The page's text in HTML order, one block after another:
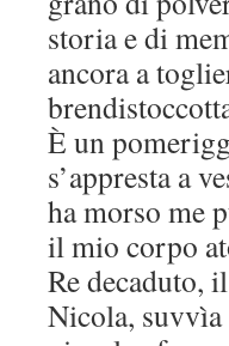
storia e di
ancora a
È un
s’appresta a
ha morso me
il mio corpo
Re decaduto,
Nicola,